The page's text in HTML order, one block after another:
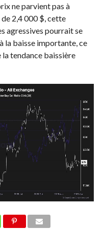
ne parvient pas à
2,4 000 $, cette
agressives pourrait se
la baisse importante, ce
tendance baissière